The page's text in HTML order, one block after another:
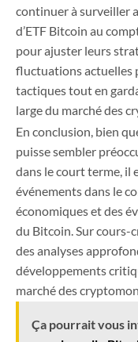
continuer à surveiller
d’ETF Bitcoin au
pour ajuster leurs
fluctuations actuelles
tactiques tout en
large du marché des
En conclusion, bien
puisse sembler
dans le court terme, il
événements dans le
économiques et des
du Bitcoin. Sur cours-
des analyses
développements
marché des
Ça pourrait vous